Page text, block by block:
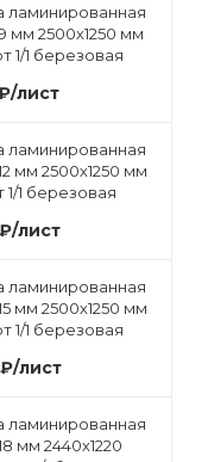
ламинированная
2500х1250 мм
1/1 березовая
/лист
ламинированная
мм 2500х1250 мм
1/1 березовая
₽/лист
ламинированная
мм 2500х1250 мм
1/1 березовая
₽/лист
ламинированная
мм 2440х1220